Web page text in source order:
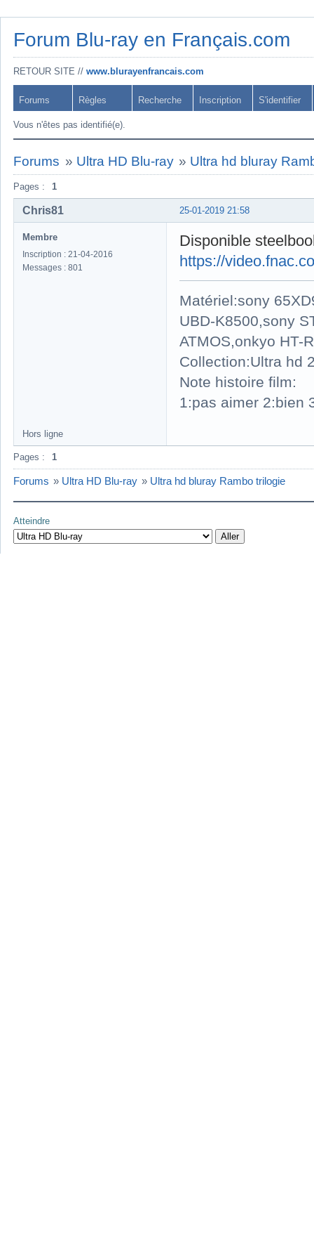
Forum Blu-ray en Français.com
RETOUR SITE // www.blurayenfrancais.com
Forums Règles Recherche Inscription S'identifier
Vous n'êtes pas identifié(e).
Forums » Ultra HD Blu-ray » Ultra hd bluray
Pages : 1
25-01-2019 21:58
Chris81
Membre
Inscription : 21-04-2016
Messages : 801
Disponible
https://
Matériel:sony
UBD-K8500,sony
ATMOS,onkyo HT-
Collection:Ultra hd
Note histoire film:
1:pas aimer 2:bien
Hors ligne
Pages : 1
Forums » Ultra HD Blu-ray » Ultra hd bluray Rambo trilogie
Atteindre